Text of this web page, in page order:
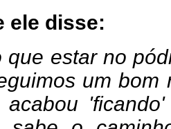
ele disse:
que estar no
um
acabou